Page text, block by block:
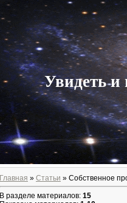
Увидеть и
Главная » Статьи » Собственное
В разделе материалов: 15